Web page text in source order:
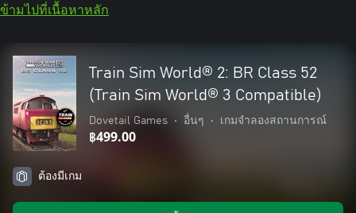
ข้ามไปที่เนื้อหาหลัก
Train Sim World® 2: BR Class 52
(Train Sim World® 3 Compatible)
Dovetail Games • อื่นๆ • เกมจำลองสถานการณ์
฿499.00
ต้องมีเกม